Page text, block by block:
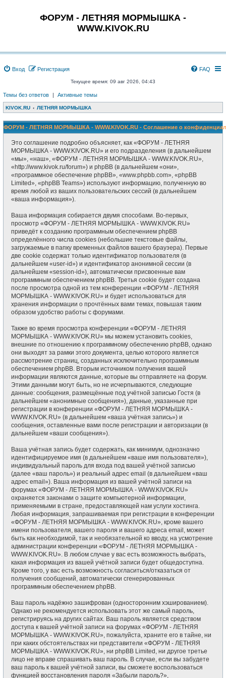
ФОРУМ - ЛЕТНЯЯ МОРМЫШКА -
WWW.KIVOK.RU
Вход Регистрация FAQ
Текущее время: 09 авг 2026, 04:43
Темы без ответов | Активные темы
KIVOK.RU ЛЕТНЯЯ МОРМЫШКА
ФОРУМ - ЛЕТНЯЯ МОРМЫШКА - WWW.KIVOK.RU - Соглашение о
Это соглашение подробно объясняет, как «ФОРУМ - ЛЕТНЯЯ
МОРМЫШКА - WWW.KIVOK.RU» и его подразделения (в дальнейшем
«мы», «наш», «ФОРУМ - ЛЕТНЯЯ МОРМЫШКА - WWW.KIVOK.RU»,
«http://www.kivok.ru/forum») и phpBB (в дальнейшем «они»,
«программное обеспечение phpBB», «www.phpbb.com», «phpBB
Limited», «phpBB Teams») используют информацию, полученную во
время любой из ваших пользовательских сессий (в дальнейшем
«ваша информация»).
Ваша информация собирается двумя способами. Во-первых,
просмотр «ФОРУМ - ЛЕТНЯЯ МОРМЫШКА - WWW.KIVOK.RU»
приведёт к созданию программным обеспечением phpBB
определённого числа cookies (небольшие текстовые файлы,
загружаемые в папку временных файлов вашего браузера). Первые
две cookie содержат только идентификатор пользователя (в
дальнейшем «user-id») и идентификатор анонимной сессии (в
дальнейшем «session-id»), автоматически присвоенные вам
программным обеспечением phpBB. Третья cookie будет создана
после просмотра одной из тем конференции «ФОРУМ - ЛЕТНЯЯ
МОРМЫШКА - WWW.KIVOK.RU» и будет использоваться для
хранения информации о прочтённых вами темах, повышая таким
образом удобство работы с форумами.
Также во время просмотра конференции «ФОРУМ - ЛЕТНЯЯ
МОРМЫШКА - WWW.KIVOK.RU» мы можем установить cookies,
внешние по отношению к программному обеспечению phpBB, однако
они выходят за рамки этого документа, целью которого является
рассмотрение страниц, созданных исключительно программным
обеспечением phpBB. Вторым источником получения вашей
информации являются данные, которые вы отправляете на форум.
Этими данными могут быть, но не исчерпываются, следующие
данные: сообщения, размещённые под учётной записью Гостя (в
дальнейшем «анонимные сообщения»), данные, указанные при
регистрации в конференции «ФОРУМ - ЛЕТНЯЯ МОРМЫШКА -
WWW.KIVOK.RU» (в дальнейшем «ваша учётная запись») и
сообщения, оставленные вами после регистрации и авторизации (в
дальнейшем «ваши сообщения»).
Ваша учётная запись будет содержать, как минимум, однозначно
идентифицируемое имя (в дальнейшем «ваше имя пользователя»),
индивидуальный пароль для входа под вашей учётной записью
(далее «ваш пароль») и реальный адрес email (в дальнейшем «ваш
адрес email»). Ваша информация из вашей учётной записи на
форумах «ФОРУМ - ЛЕТНЯЯ МОРМЫШКА - WWW.KIVOK.RU»
охраняется законами о защите компьютерной информации,
применяемыми в стране, предоставляющей нам услуги хостинга.
Любая информация, запрашиваемая при регистрации в конференции
«ФОРУМ - ЛЕТНЯЯ МОРМЫШКА - WWW.KIVOK.RU», кроме вашего
имени пользователя, вашего пароля и вашего адреса email, может
быть как необходимой, так и необязательной ко вводу, на усмотрение
администрации конференции «ФОРУМ - ЛЕТНЯЯ МОРМЫШКА -
WWW.KIVOK.RU». В любом случае у вас есть возможность выбрать,
какая информация из вашей учётной записи будет общедоступна.
Кроме того, у вас есть возможность согласиться/отказаться от
получения сообщений, автоматически сгенерированных
программным обеспечением phpBB.
Ваш пароль надёжно зашифрован (односторонним хэшированием).
Однако не рекомендуется использовать этот же самый пароль,
регистрируясь на других сайтах. Ваш пароль является средством
доступа к вашей учётной записи на форумах «ФОРУМ - ЛЕТНЯЯ
МОРМЫШКА - WWW.KIVOK.RU», пожалуйста, храните его в тайне, ни
при каких обстоятельствах ни представители «ФОРУМ - ЛЕТНЯЯ
МОРМЫШКА - WWW.KIVOK.RU», ни phpBB Limited, ни другое третье
лицо не вправе спрашивать ваш пароль. В случае, если вы забудете
ваш пароль к вашей учётной записи, вы сможете воспользоваться
функцией восстановления пароля «Забыли пароль?»,